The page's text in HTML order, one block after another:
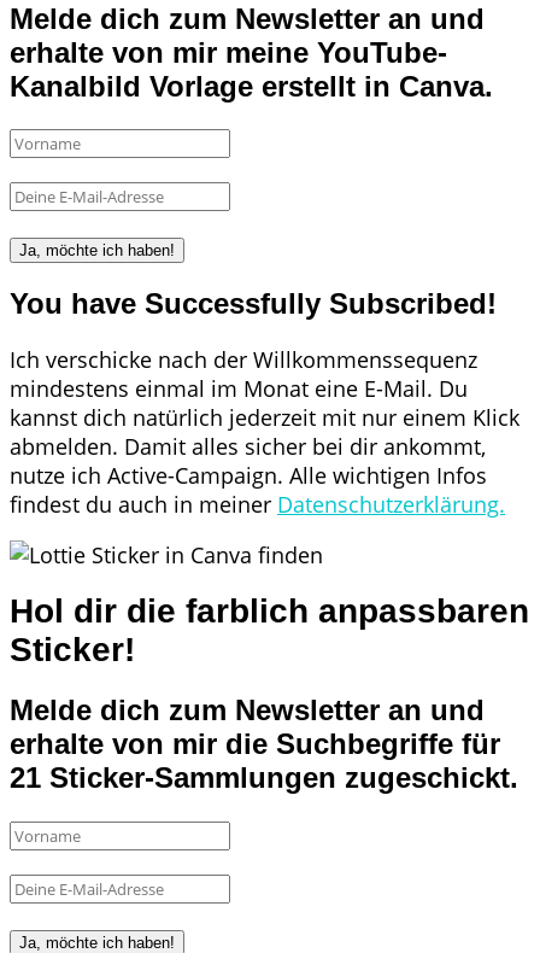
Melde dich zum Newsletter an und
erhalte von mir meine YouTube-
Kanalbild Vorlage erstellt in Canva.
Ja, möchte ich haben!
You have Successfully Subscribed!
Ich verschicke nach der Willkommenssequenz
mindestens einmal im Monat eine E-Mail. Du
kannst dich natürlich jederzeit mit nur einem Klick
abmelden. Damit alles sicher bei dir ankommt,
nutze ich Active-Campaign. Alle wichtigen Infos
findest du auch in meiner Datenschutzerklärung.
Hol dir die farblich anpassbaren
Sticker!
Melde dich zum Newsletter an und
erhalte von mir die Suchbegriffe für
21 Sticker-Sammlungen zugeschickt.
Ja, möchte ich haben!